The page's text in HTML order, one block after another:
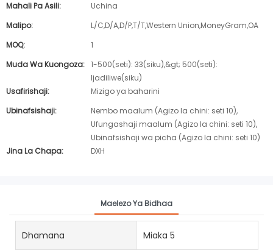
Mahali Pa Asili:
Uchina
Malipo:
L/C,D/A,D/P,T/T,Western Union,MoneyGram,OA
MOQ:
1
Muda Wa Kuongoza: 1-500(seti): 33(siku),&gt; 500(seti):
Ijadiliwe(siku)
Usafirishaji:
Mizigo ya baharini
Ubinafsishaji:
Nembo maalum (Agizo la chini: seti 10),
Ufungashaji maalum (Agizo la chini: seti 10),
Ubinafsishaji wa picha (Agizo la chini: seti 10)
Jina La Chapa:
DXH
Maelezo Ya Bidhaa
Dhamana Miaka 5